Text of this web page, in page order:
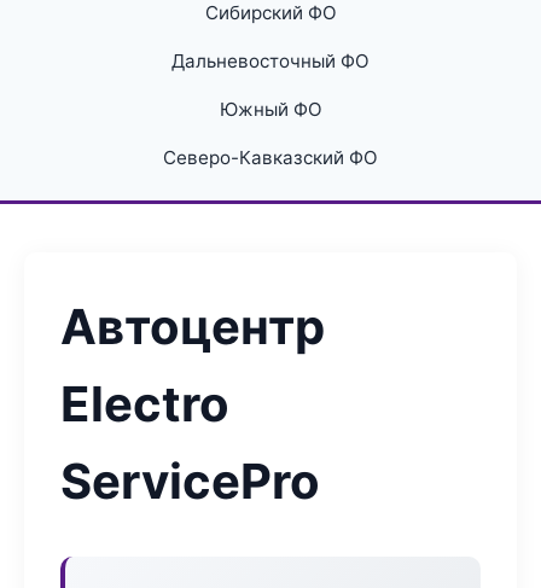
Сибирский ФО
Дальневосточный ФО
Южный ФО
Северо-Кавказский ФО
Автоцентр
Electro
ServicePro